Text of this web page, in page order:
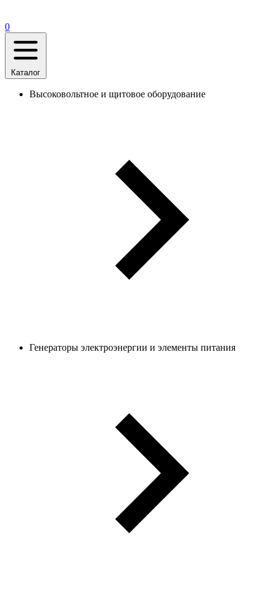
0
Каталог
Высоковольтное и щитовое оборудование
Генераторы электроэнергии и элементы питания